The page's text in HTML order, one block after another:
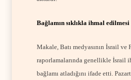
Bağlamın sıklıkla ihmal edilmesi
Makale, Batı medyasının İsrail ve
raporlamalarında genellikle İsrail
bağlamı atladığını ifade etti.